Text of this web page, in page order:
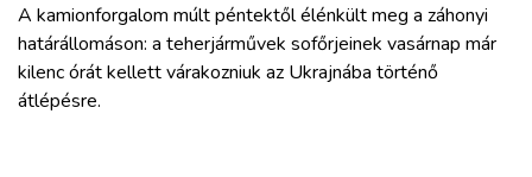
BLOG
ARCHÍVUM
A kamionforgalom múlt péntektől élénkült meg a záhonyi
határállomáson: a teherjárművek sofőrjeinek vasárnap már
kilenc órát kellett várakozniuk az Ukrajnába történő
átlépésre.